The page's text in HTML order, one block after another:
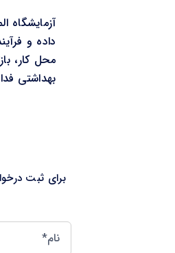
آزمایشگاه
داده و
محل کار،
بهداشتی
برای ثبت